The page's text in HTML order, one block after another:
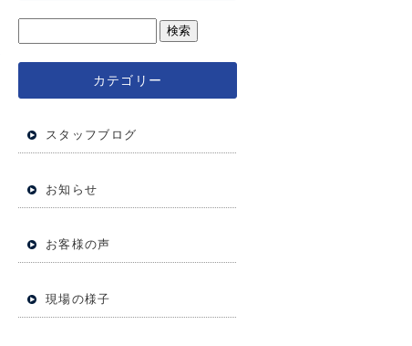
カテゴリー
スタッフブログ
お知らせ
お客様の声
現場の様子